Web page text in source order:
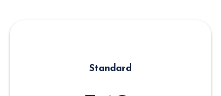
Standard